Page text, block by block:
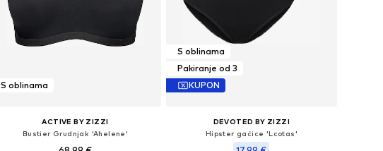
S oblinama
ACTIVE BY ZIZZI
Bustier Grudnjak 'Ahelene'
S oblinama
Pakiranje od 3
KUPON
DEVOTED BY ZIZZI
Hipster gaćice 'Lcotas'